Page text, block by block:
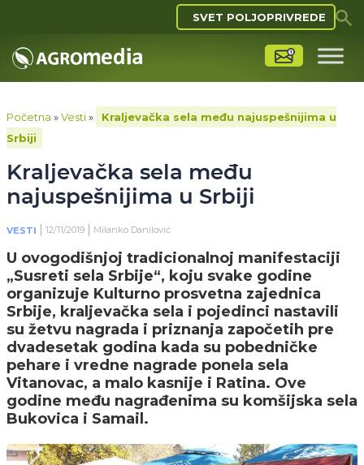
SVET POLJOPRIVREDE
Početna »Vesti»
Kraljevačka sela među najuspešnijima u
Srbiji
Kraljevačka sela među
najuspešnijima u Srbiji
VESTI 12/11/2019 Milanko Danilović
U ovogodišnjoj tradicionalnoj manifestaciji
„Susreti sela Srbije“, koju svake godine
organizuje Kulturno prosvetna zajednica
Srbije, kraljevačka sela i pojedinci nastavili
su žetvu nagrada i priznanja započetih pre
dvadesetak godina kada su pobedničke
pehare i vredne nagrade ponela sela
Vitanovac, a malo kasnije i Ratina. Ove
godine među nagrađenima su komšijska sela
Bukovica i Samail.